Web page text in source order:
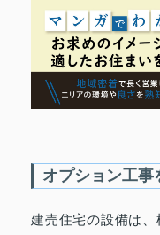
オプション工事
建売住宅の設備は